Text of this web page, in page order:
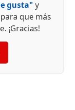
gusta" y
que más
¡Gracias!